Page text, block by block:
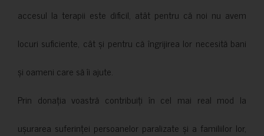
accesul la terapii este dificil, atât pentru că noi nu avem
locuri suficiente, cât și pentru că îngrijirea lor necesită bani
și oameni care să îi ajute.
Prin donația voastră contribuiți în cel mai real mod la
ușurarea suferinței persoanelor paralizate și a familiilor lor,